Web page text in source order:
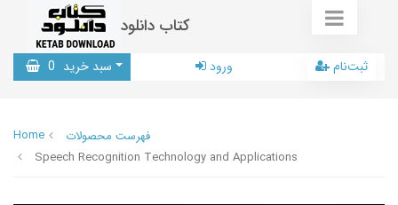
کتاب دانلود
سبد خرید 0 ورود ثبت‌نام
Home
فهرست محصولات
Speech Recognition Technology and Applications